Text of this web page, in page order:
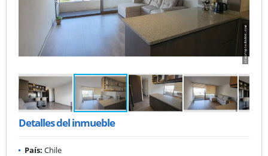
Detalles del inmueble
País: Chile